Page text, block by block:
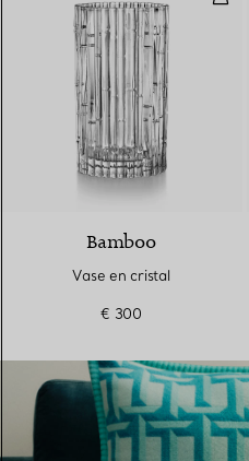
Bamboo
Vase en cristal
€ 300